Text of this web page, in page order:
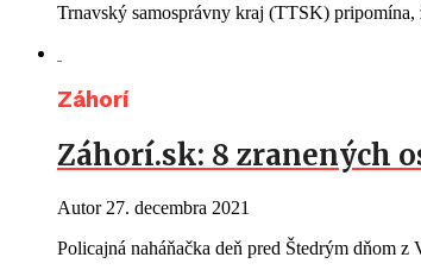
Trnavský samosprávny kraj (TTSK)
Záhorí
Záhorí.sk: 8 zranených
Autor 27. decembra 2021
Policajná naháňačka deň pred Štedrým dňom